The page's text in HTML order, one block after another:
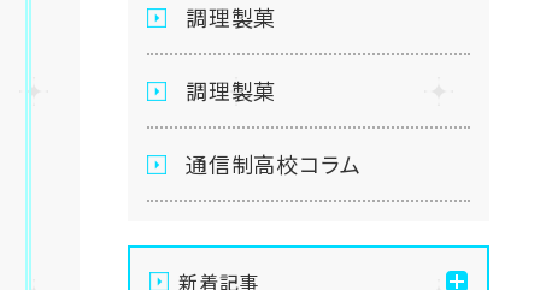
調理製菓
調理製菓
通信制高校コラム
新着記事